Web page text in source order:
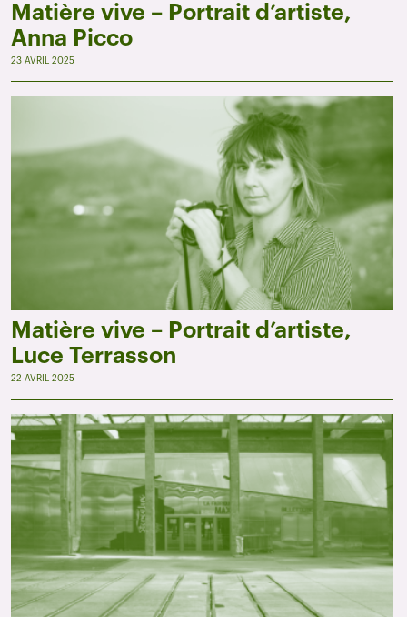
Matière vive – Portrait d’artiste,
Anna Picco
23 AVRIL 2025
Matière vive – Portrait d’artiste,
Luce Terrasson
22 AVRIL 2025